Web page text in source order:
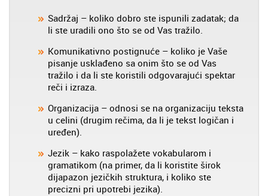
Sadržaj – koliko dobro ste ispunili zadatak; da
li ste uradili ono što se od Vas tražilo.
Komunikativno postignuće – koliko je Vaše
pisanje usklađeno sa onim što se od Vas
tražilo i da li ste koristili odgovarajući spektar
reči i izraza.
Organizacija – odnosi se na organizaciju teksta
u celini (drugim rečima, da li je tekst logičan i
uređen).
Jezik – kako raspolažete vokabularom i
gramatikom (na primer, da li koristite širok
dijapazon jezičkih struktura, i koliko ste
precizni pri upotrebi jezika).